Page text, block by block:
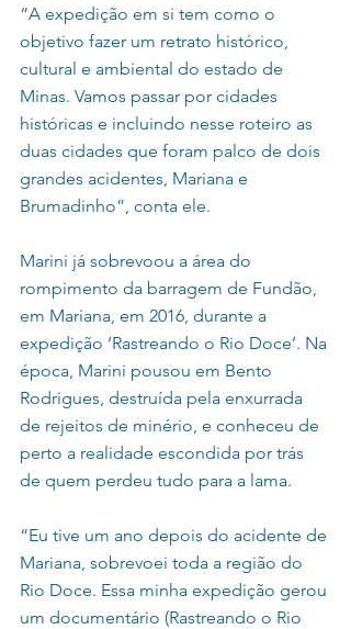
“A expedição em si tem como o
objetivo fazer um retrato histórico,
cultural e ambiental do estado de
Minas. Vamos passar por cidades
históricas e incluindo nesse roteiro as
duas cidades que foram palco de dois
grandes acidentes, Mariana e
Brumadinho”, conta ele.
Marini já sobrevoou a área do
rompimento da barragem de Fundão,
em Mariana, em 2016, durante a
expedição ‘Rastreando o Rio Doce’. Na
época, Marini pousou em Bento
Rodrigues, destruída pela enxurrada
de rejeitos de minério, e conheceu de
perto a realidade escondida por trás
de quem perdeu tudo para a lama.
“Eu tive um ano depois do acidente de
Mariana, sobrevoei toda a região do
Rio Doce. Essa minha expedição gerou
um documentário (Rastreando o Rio